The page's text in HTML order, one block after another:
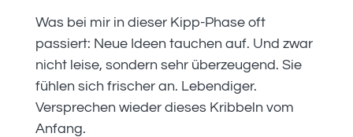
Was bei mir in dieser Kipp-Phase oft
passiert: Neue Ideen tauchen auf. Und zwar
nicht leise, sondern sehr überzeugend. Sie
fühlen sich frischer an. Lebendiger.
Versprechen wieder dieses Kribbeln vom
Anfang.